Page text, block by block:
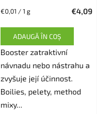
€4,09
Evaluare
€0,01 / 1 g
ADAUGĂ ÎN COŞ
Booster zatraktivní
návnadu nebo nástrahu a
zvyšuje její účinnost.
Boilies, pelety, method
mixy...